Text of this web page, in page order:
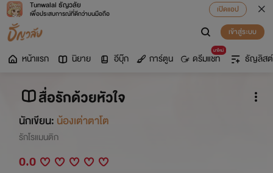
Tunwalai ธัญวลัย
เพื่อประสบการณ์ที่ดีกว่าบนมือถือ
เปิดแอป
เข้าสู่ระบบ
หน้าแรก นิยาย อีบุ๊ก การ์ตูน
มาใหม่
ดรีมแชท ธัญลิสต์
สื่อรักด้วยหัวใจ
นักเขียน: น้องเต่าตาโต
รักโรแมนติก
0.0